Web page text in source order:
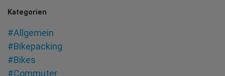
Kategorien
#Allgemein
#Bikepacking
#Bikes
#Commuter